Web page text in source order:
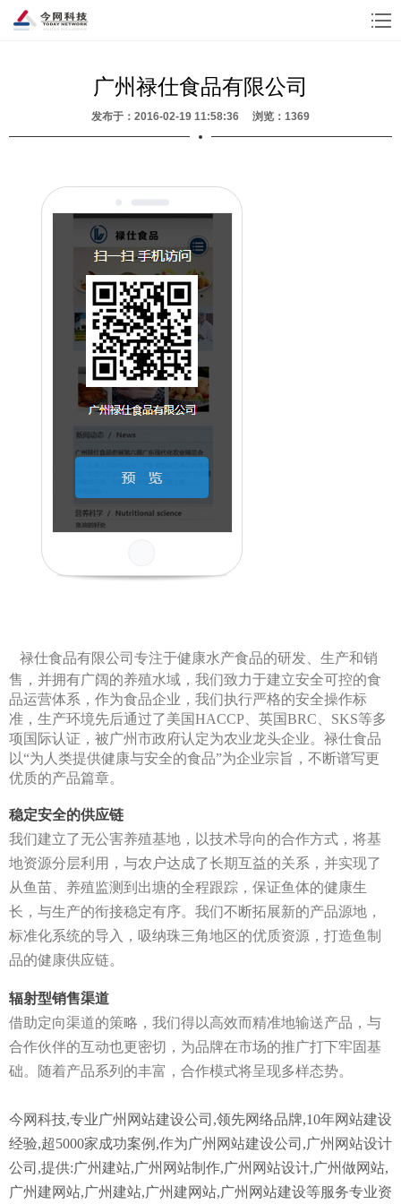
广州禄仕食品有限公司
发布于：2016-02-19 11:58:36 浏览：1369
禄仕食品有限公司专注于健康水产食品的研发、生产和销
售，并拥有广阔的养殖水域，我们致力于建立安全可控的食
品运营体系，作为食品企业，我们执行严格的安全操作标
准，生产环境先后通过了美国HACCP、英国BRC、SKS等多
项国际认证，被广州市政府认定为农业龙头企业。禄仕食品
以“为人类提供健康与安全的食品”为企业宗旨，不断谱写更
优质的产品篇章。
稳定安全的供应链
我们建立了无公害养殖基地，以技术导向的合作方式，将基
地资源分层利用，与农户达成了长期互益的关系，并实现了
从鱼苗、养殖监测到出塘的全程跟踪，保证鱼体的健康生
长，与生产的衔接稳定有序。我们不断拓展新的产品源地，
标准化系统的导入，吸纳珠三角地区的优质资源，打造鱼制
品的健康供应链。
辐射型销售渠道
借助定向渠道的策略，我们得以高效而精准地输送产品，与
合作伙伴的互动也更密切，为品牌在市场的推广打下牢固基
础。随着产品系列的丰富，合作模式将呈现多样态势。
今网科技,专业广州网站建设公司,领先网络品牌,10年网站建设
经验,超5000家成功案例,作为广州网站建设公司,广州网站设计
公司,提供:广州建站,广州网站制作,广州网站设计,广州做网站,
广州建网站,广州建站,广州建网站,广州网站建设等服务专业资